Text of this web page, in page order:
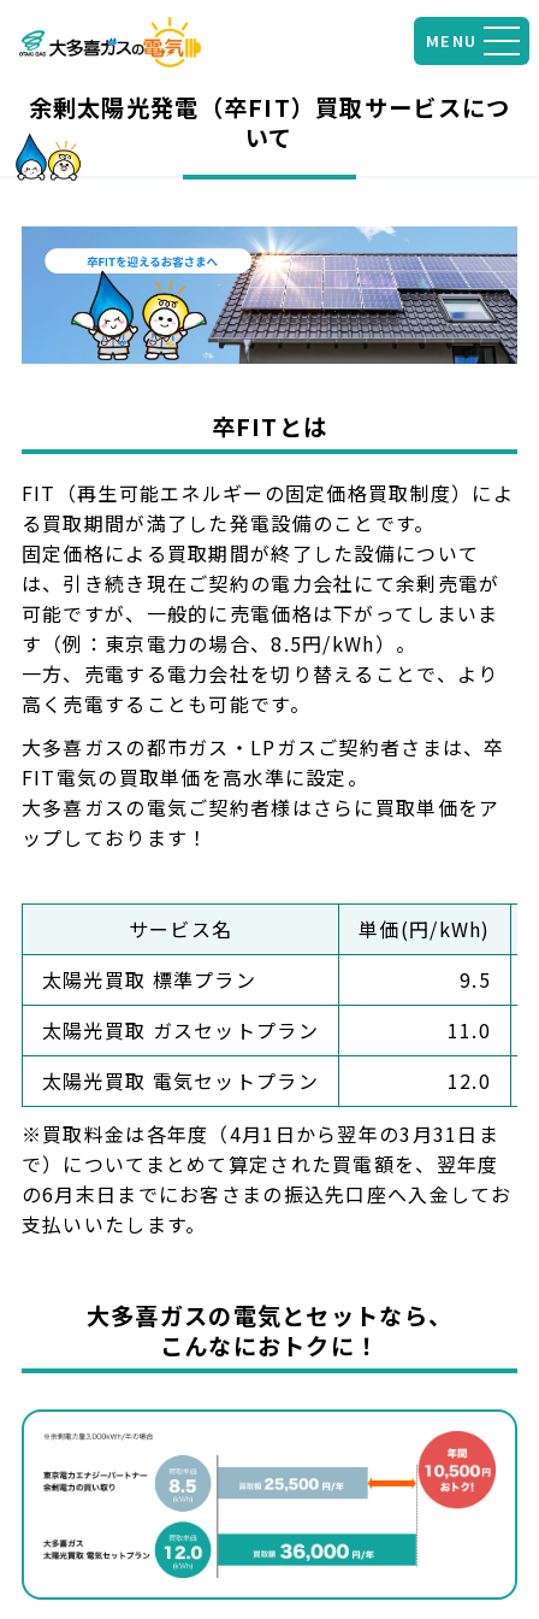
MENU
余剰太陽光発電（卒FIT）買取サービスにつ
いて
卒FITとは
FIT（再生可能エネルギーの固定価格買取制度）によ
る買取期間が満了した発電設備のことです。
固定価格による買取期間が終了した設備について
は、引き続き現在ご契約の電力会社にて余剰売電が
可能ですが、一般的に売電価格は下がってしまいま
す（例：東京電力の場合、8.5円/kWh）。
一方、売電する電力会社を切り替えることで、より
高く売電することも可能です。
大多喜ガスの都市ガス・LPガスご契約者さまは、卒
FIT電気の買取単価を高水準に設定。
大多喜ガスの電気ご契約者様はさらに買取単価をア
ップしております！
サービス名
単価(円/kWh)
太陽光買取 標準プラン
9.5
太陽光買取 ガスセットプラン
11.0
太陽光買取 電気セットプラン
12.0
※買取料金は各年度（4月1日から翌年の3月31日ま
で）についてまとめて算定された買電額を、翌年度
の6月末日までにお客さまの振込先口座へ入金してお
支払いいたします。
大多喜ガスの電気とセットなら、
こんなにおトクに！